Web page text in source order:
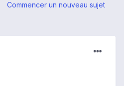
Commencer un nouveau sujet